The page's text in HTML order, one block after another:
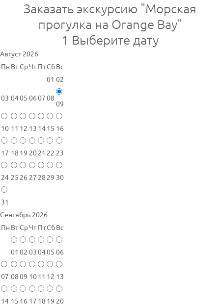
Заказать экскурсию "Морская
прогулка на Orange Bay"
1 Выберите дату
Август 2026
Пн ВтСрЧт ПтСбВс
01 02
03 0405 060708
09
10 11 12 13 1415 16
17 18 19 2021 22 23
24 25 26 27 28 29 30
31
Сентябрь 2026
Пн ВтСрЧт ПтСбВс
01 02 030405 06
07 0809 1011 12 13
14 15 16 17 18 19 20